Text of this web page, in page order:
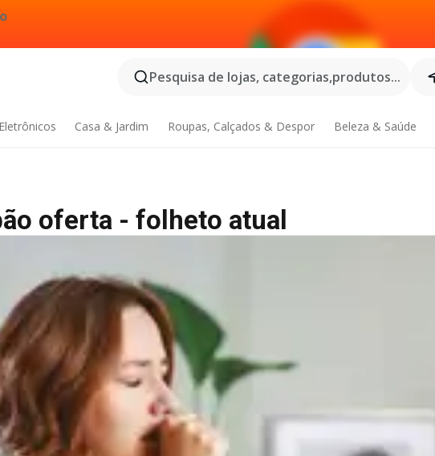
Pesquisa de lojas, categorias,produtos...
Eletrônicos Casa & Jardim Roupas, Calçados & Despor Beleza & Saúde
oferta - folheto atual